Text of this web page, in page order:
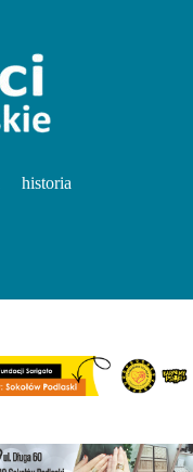
historia